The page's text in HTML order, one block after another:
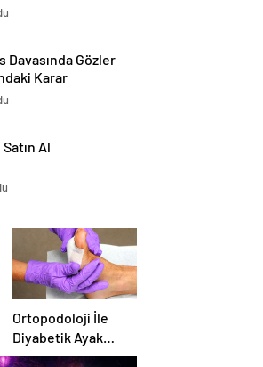
Davasında Gözler
Karar
Çevrildi
Al
Ortopodoloji İle
Diyabetik Ayak
Yarası Tedavisi